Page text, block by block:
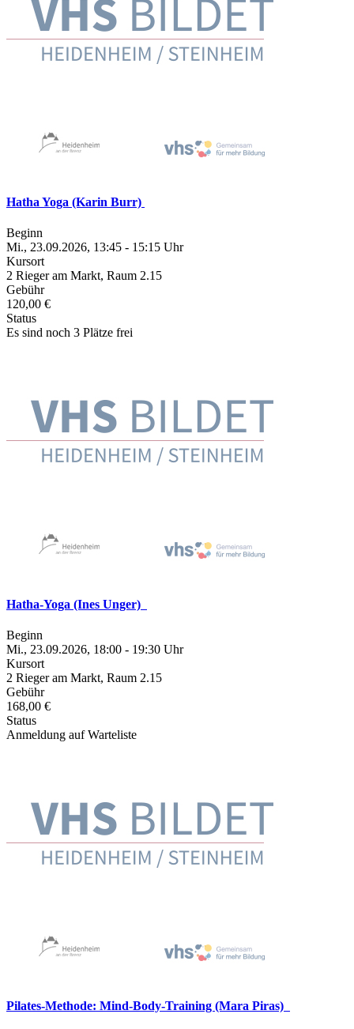
Hatha Yoga (Karin Burr)
Beginn
Mi., 23.09.2026, 13:45 - 15:15 Uhr
Kursort
2 Rieger am Markt, Raum 2.15
Gebühr
120,00 €
Status
Es sind noch 3 Plätze frei
Hatha-Yoga (Ines Unger)
Beginn
Mi., 23.09.2026, 18:00 - 19:30 Uhr
Kursort
2 Rieger am Markt, Raum 2.15
Gebühr
168,00 €
Status
Anmeldung auf Warteliste
Pilates-Methode: Mind-Body-Training (Mara Piras)